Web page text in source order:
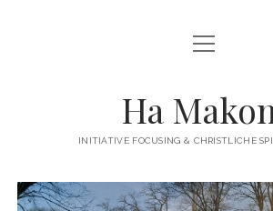
HAMAKOM
WER WIR SIND…Menü
öffnen
TERMINE
IMPRESSUM
Menü
öffnen
Ha
INITIATIVE FOCUSING & CHRISTLICHE
Ha